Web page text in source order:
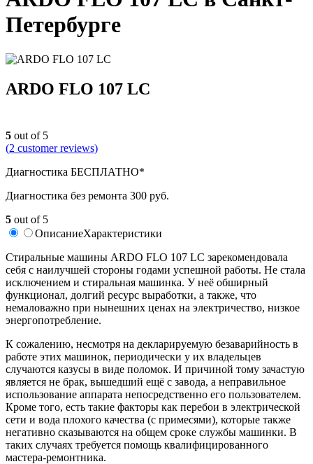
Петербурге
ARDO FLO 107 LC
5 out of 5
(2 customer reviews)
Диагностика БЕСПЛАТНО*
Диагностика без ремонта 300 руб.
5 out of 5
ОписаниеХарактеристики
Стиральные машины ARDO FLO 107 LC зарекомендовала
себя с наилучшей стороны годами успешной работы. Не стала
исключением и стиральная машинка. У неё обширный
функционал, долгий ресурс выработки, а также, что
немаловажно при нынешних ценах на электричество, низкое
энергопотребление.
К сожалению, несмотря на декларируемую безаварийность в
работе этих машинок, периодически у их владельцев
случаются казусы в виде поломок. И причиной тому зачастую
является не брак, вышедший ещё с завода, а неправильное
использование аппарата непосредственно его пользователем.
Кроме того, есть такие факторы как перебои в электрической
сети и вода плохого качества (с примесями), которые также
негативно сказываются на общем сроке службы машинки. В
таких случаях требуется помощь квалифицированного
мастера-ремонтника.